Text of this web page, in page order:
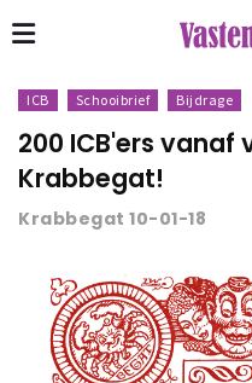
ICB Schooibrief Bijdrage
200 ICB'ers
Krabbegat!
Krabbegat 10-01-18